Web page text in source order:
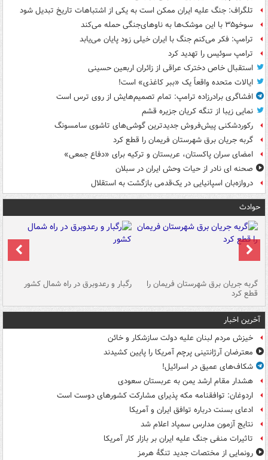
تلگراف: جنگ علیه ایران ممکن است به یکی از اشتباهات تاریخ تبدیل شود
سوخو۳۵ با این موشک‌ها به ناوهای‌جنگی حمله می‌کند
ترامپ: فکر می‌کنم جنگ با ایران خیلی زود پایان می‌یابد
ترامپ سوئیس را تهدید کرد
استقبال خاص دخترک عراقی از زائران اربعین حسینی
ایالات متحده واقعاً یک «ببر کاغذی» است!
افشاگری برادرزاده ترامپ: تمام تصمیم‌هایش از روی ترس است
نمایی زیبا از تنگه کریان جزیره قشم
رکوردشکنی پیش‌فروش جدیدترین گوشی‌های تاشوی سامسونگ
گربه جریان برق شهرستان فریمان را قطع کرد
امضای سران پاکستان، عربستان و ترکیه برای «دفاع جمعی»
صحنه ای نادر از حیات وحش ایران در سبلان
دروازه‌بان اسپانیایی در یک‌قدمی بازگشت به استقلال
حوادث
گربه جریان برق شهرستان فریمان را
قطع کرد
رگبار و رعدوبرق در راه شمال کشور
آخرین اخبار
خیزش مردم لبنان علیه دولت سازشکار و خائن
معترضان آرژانتینی پرچم آمریکا را پایین کشیدند
شکاف‌های عمیق در اسرائیل!
هشدار مقام ارشد یمن به عربستان سعودی
اردوغان: توافقنامه مکه پذیرای مشارکت کشورهای دوست است
ادعای بسنت درباره توافق ایران و آمریکا
نتایج آزمون مدارس سمپاد اعلام شد
تاثیرات منفی جنگ علیه ایران بر بازار کار آمریکا
رونمایی از مختصات جدید تنگۀ هرمز